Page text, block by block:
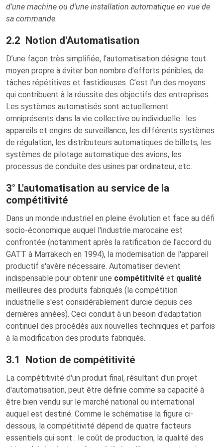
d’une machine ou d'une installation automatique en vue de
sa commande.
2.2 Notion d'Automatisation
D’une façon très simplifiée, l’automatisation désigne tout
moyen propre à éviter bon nombre d’efforts pénibles, de
tâches répétitives et fastidieuses. C’est l’un des moyens
qui contribuent à la réussite des objectifs des entreprises.
Les systèmes automatisés sont actuellement
omniprésents dans la vie collective ou individuelle : les
appareils et engins de surveillance, les différents systèmes
de régulation, les distributeurs automatiques de billets, les
systèmes de pilotage automatique des avions, les
processus de conduite des usines par ordinateur, etc.
3° L'automatisation au service de la
compétitivité
Dans un monde industriel en pleine évolution et face au défi
socio-économique auquel l'industrie marocaine est
confrontée (notamment après la ratification de l'accord du
GATT à Marrakech en 1994), la modernisation de l'appareil
productif s'avère nécessaire. Automatiser devient
indispensable pour obtenir une compétitivité et qualité
meilleures des produits fabriqués (la compétition
industrielle s'est considérablement durcie depuis ces
dernières années). Ceci conduit à un besoin d'adaptation
continuel des procédés aux nouvelles techniques et parfois
à la modification des produits fabriqués.
3.1 Notion de compétitivité
La compétitivité d'un produit final, résultant d'un projet
d'automatisation, peut être définie comme sa capacité à
être bien vendu sur le marché national ou international
auquel est destiné. Comme le schématise la figure ci-
dessous, la compétitivité dépend de quatre facteurs
essentiels qui sont : le coût de production, la qualité des